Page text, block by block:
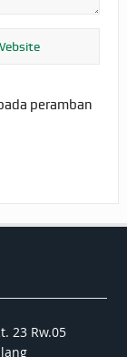
peramban
23 Rw.05